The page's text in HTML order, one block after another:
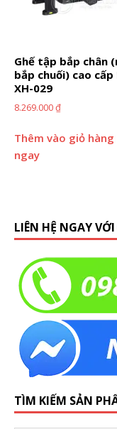
Ghế tập bắp chân
bắp chuối) cao cấp
XH-029
8.269.000₫
Thêm vào giỏ hàng
ngay
LIÊN HỆ NGAY
TÌM KIẾM SẢN